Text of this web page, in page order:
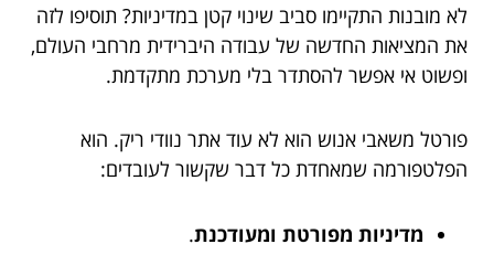
לא מובנות התקיימו סביב שינוי קטן במדיניות? תוסיפו לזה
את המציאות החדשה של עבודה היברידית מרחבי העולם,
ופשוט אי אפשר להסתדר בלי מערכת מתקדמת.
פורטל משאבי אנוש הוא לא עוד אתר נוודי ריק. הוא
הפלטפורמה שמאחדת כל דבר שקשור לעובדים:
מדיניות מפורטת ומעודכנת.